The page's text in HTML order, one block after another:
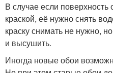
В случае если поверхность
краской, её нужно снять
краску снимать не нужно,
и высушить.
Иногда новые обои